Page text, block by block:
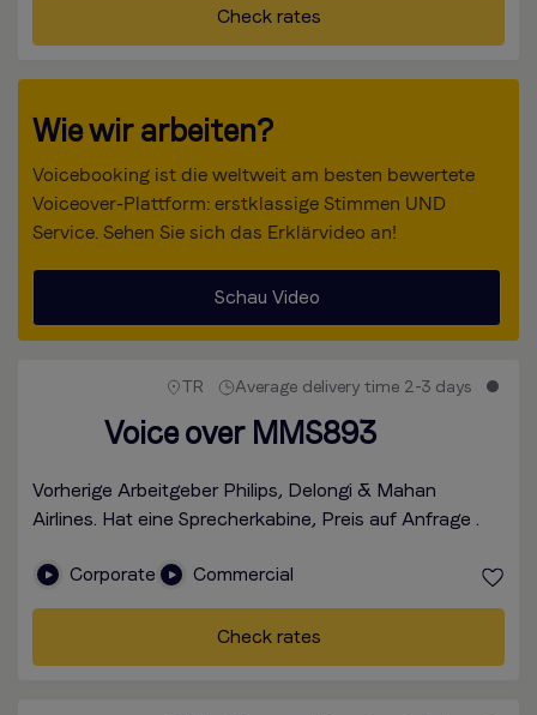
Check rates
Wie wir arbeiten?
Voicebooking ist die weltweit am besten bewertete
Voiceover-Plattform: erstklassige Stimmen UND
Service. Sehen Sie sich das Erklärvideo an!
Schau Video
TR Average delivery time 2-3 days
Voice over MMS893
Vorherige Arbeitgeber Philips, Delongi & Mahan
Airlines. Hat eine Sprecherkabine, Preis auf Anfrage .
Corporate Commercial
Check rates